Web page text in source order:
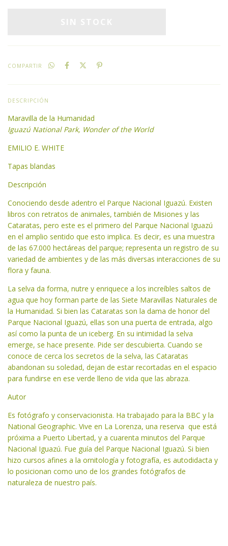
COMPARTIR
DESCRIPCIÓN
Maravilla de la Humanidad
Iguazú National Park, Wonder of the World
EMILIO E. WHITE
Tapas blandas
Descripción
Conociendo desde adentro el Parque Nacional Iguazú. Existen
libros con retratos de animales, también de Misiones y las
Cataratas, pero este es el primero del Parque Nacional Iguazú
en el amplio sentido que esto implica. Es decir, es una muestra
de las 67.000 hectáreas del parque; representa un registro de su
variedad de ambientes y de las más diversas interacciones de su
flora y fauna.
La selva da forma, nutre y enriquece a los increíbles saltos de
agua que hoy forman parte de las Siete Maravillas Naturales de
la Humanidad. Si bien las Cataratas son la dama de honor del
Parque Nacional Iguazú, ellas son una puerta de entrada, algo
así como la punta de un iceberg. En su intimidad la selva
emerge, se hace presente. Pide ser descubierta. Cuando se
conoce de cerca los secretos de la selva, las Cataratas
abandonan su soledad, dejan de estar recortadas en el espacio
para fundirse en ese verde lleno de vida que las abraza.
Autor
Es fotógrafo y conservacionista. Ha trabajado para la BBC y la
National Geographic. Vive en La Lorenza, una reserva que está
próxima a Puerto Libertad, y a cuarenta minutos del Parque
Nacional Iguazú. Fue guía del Parque Nacional Iguazú. Si bien
hizo cursos afines a la ornitología y fotografía, es autodidacta y
lo posicionan como uno de los grandes fotógrafos de
naturaleza de nuestro país.